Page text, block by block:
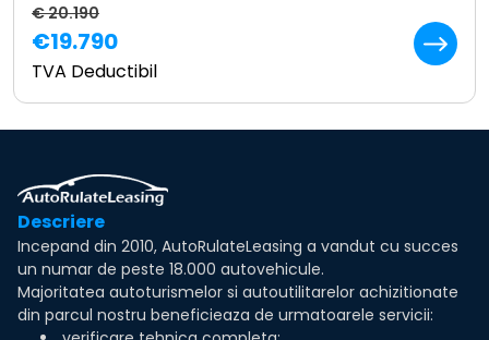
€ 20.190
€19.790
TVA Deductibil
Descriere
Incepand din 2010, AutoRulateLeasing a vandut cu succes
un numar de peste 18.000 autovehicule.
Majoritatea autoturismelor si autoutilitarelor achizitionate
din parcul nostru beneficieaza de urmatoarele servicii: